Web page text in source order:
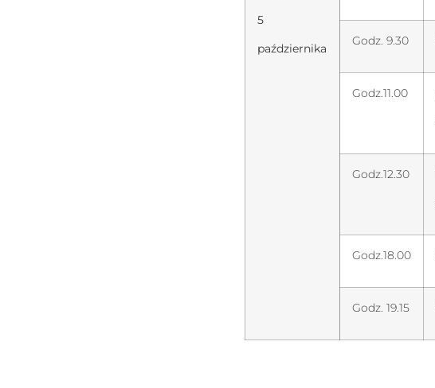
5
października
Godz. 9.30
Godz.11.00
Godz.12.30
Godz.18.00
Godz. 19.15